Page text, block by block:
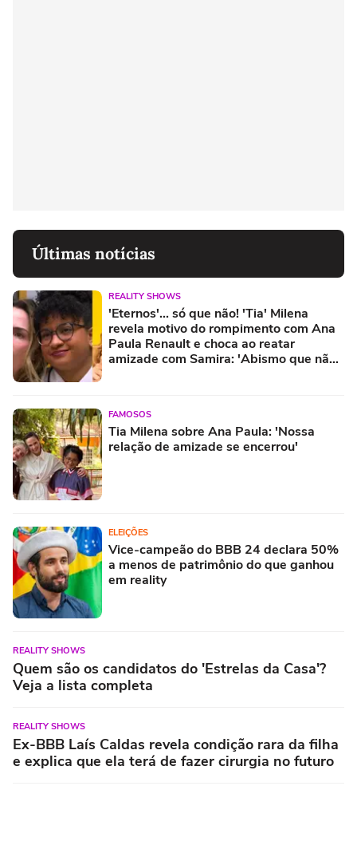
Últimas notícias
REALITY SHOWS
'Eternos'... só que não! 'Tia' Milena
revela motivo do rompimento com Ana
Paula Renault e choca ao reatar
amizade com Samira: 'Abismo que não
FAMOSOS
Tia Milena sobre Ana Paula: 'Nossa
relação de amizade se encerrou'
ELEIÇÕES
Vice-campeão do BBB 24 declara 50%
a menos de patrimônio do que ganhou
em reality
REALITY SHOWS
Quem são os candidatos do 'Estrelas da Casa'?
Veja a lista completa
REALITY SHOWS
Ex-BBB Laís Caldas revela condição rara da filha
e explica que ela terá de fazer cirurgia no futuro